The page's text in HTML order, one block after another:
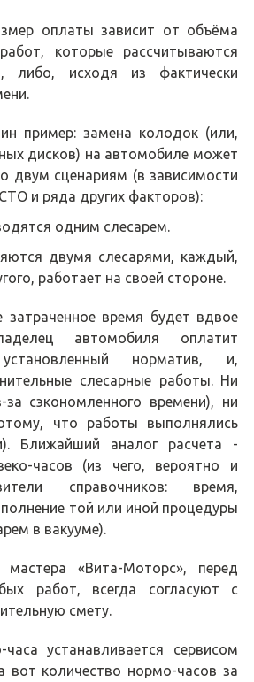
оплаты зависит от объёма
которые рассчитываются
либо, исходя из фактически
пример: замена колодок (или,
дисков) на автомобиле может
двум сценариям (в зависимости
и ряда других факторов):
одним слесарем.
двумя слесарями, каждый,
работает на своей стороне.
время будет вдвое
автомобиля оплатит
норматив, и,
слесарные работы. Ни
сэкономленного времени), ни
что работы выполнялись
Ближайший аналог расчета -
часов (из чего, вероятно и
справочников: время,
той или иной процедуры
в вакууме).
«Вита-Моторс», перед
работ, всегда согласуют с
смету.
устанавливается сервисом
вот количество нормо-часов за